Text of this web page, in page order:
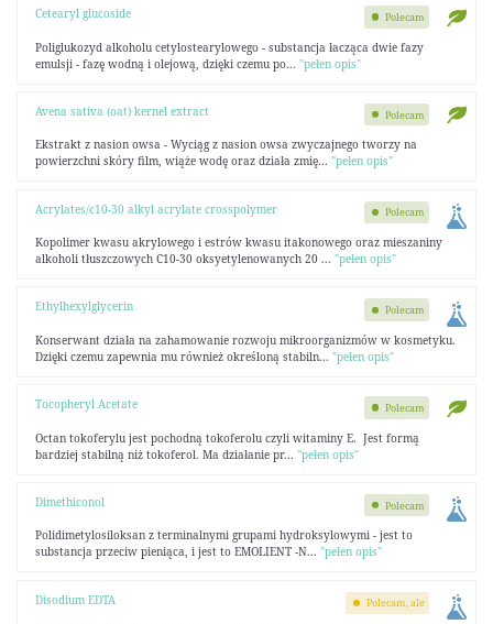
Cetearyl glucoside
Poliglukozyd alkoholu cetylostearylowego - substancja łacząca dwie fazy
emulsji - fazę wodną i olejową, dzięki czemu po... "pełen opis"
Polecam
Avena sativa (oat) kernel extract
Ekstrakt z nasion owsa - Wyciąg z nasion owsa zwyczajnego tworzy na
powierzchni skóry film, wiąże wodę oraz działa zmię... "pełen opis"
Polecam
Acrylates/c10-30 alkyl acrylate crosspolymer
Kopolimer kwasu akrylowego i estrów kwasu itakonowego oraz mieszaniny
alkoholi tłuszczowych C10-30 oksyetylenowanych 20 ... "pełen opis"
Polecam
Ethylhexylglycerin
Konserwant działa na zahamowanie rozwoju mikroorganizmów w kosmetyku.
Dzięki czemu zapewnia mu również określoną stabiln... "pełen opis"
Polecam
Tocopheryl Acetate
Octan tokoferylu jest pochodną tokoferolu czyli witaminy E. Jest formą
bardziej stabilną niż tokoferol. Ma działanie pr... "pełen opis"
Polecam
Dimethiconol
Polidimetylosiloksan z terminalnymi grupami hydroksylowymi - jest to
substancja przeciw pieniąca, i jest to EMOLIENT -N... "pełen opis"
Polecam
Disodium EDTA Polecam, ale